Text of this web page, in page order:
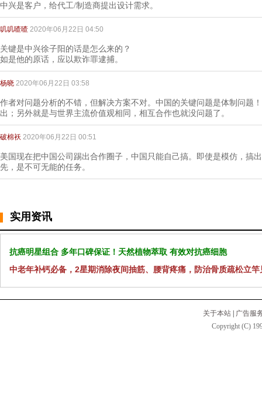
中兴是客户，给代工/制造商提出设计需求。
叽叽喳喳 2020年06月22日 04:50
关键是中兴徐子阳的话是怎么来的？
如是他的原话，应以欺诈罪逮捕。
杨晓 2020年06月22日 03:58
作者对问题分析的不错，但解决方案不对。中国的关键问题是体制问题
出；另外就是与世界主流价值观相同，相互合作也就没问题了。
破棉袄 2020年06月22日 00:51
美国现在把中国公司踢出合作圈子，中国只能自己搞。即使是模仿，搞
先，是不可无能的任务。
实用资讯
抗癌明星组合 多年口碑保证！天然植物萃取 有效对抗癌细胞
中老年补钙必备，2星期消除夜间抽筋、腰背疼痛，防治骨质疏松立竿
关于本站
广告服
Copyright (C)